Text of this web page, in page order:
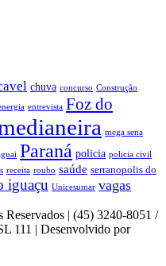
chuva concurso Construção
entrevista Foz do
mega sena
Paraná policia policia civil
receita roubo saúde serranopolis do
iguaçu Unicesumar vagas
| (45) 3240-8051 /
111 | Desenvolvido por